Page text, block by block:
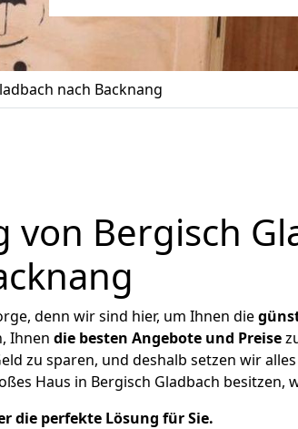
nach Backnang
Bergisch
denn wir sind hier, um Ihnen die
Ihnen die besten Angebote und Preise
zu sparen, und deshalb setzen wir
Haus in Bergisch Gladbach besitzen,
die perfekte Lösung für Sie.